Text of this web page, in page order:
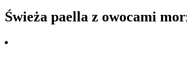
Świeża paella z owocami